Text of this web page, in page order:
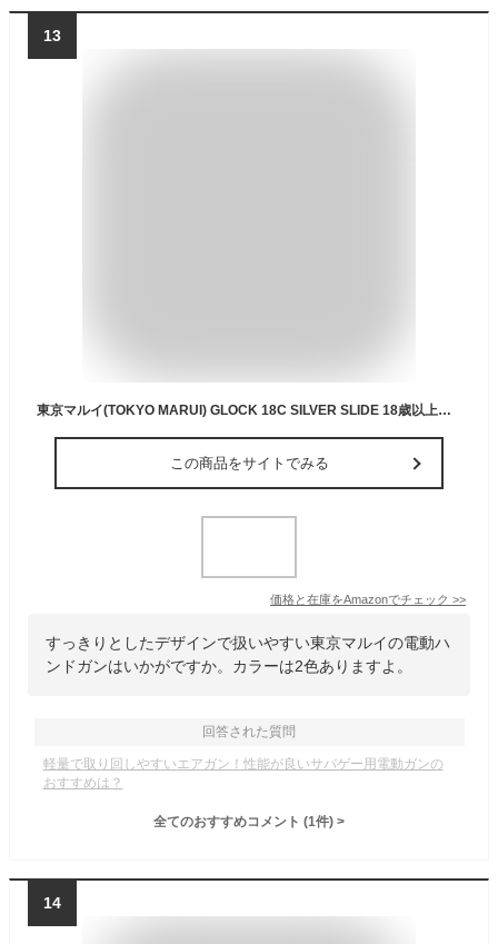
13
東京マルイ(TOKYO MARUI) GLOCK 18C SILVER SLIDE 18歳以上電動ハンドガン
この商品をサイトでみる
価格と在庫をAmazonでチェック >>
すっきりとしたデザインで扱いやすい東京マルイの電動ハ
ンドガンはいかがですか。カラーは2色ありますよ。
回答された質問
軽量で取り回しやすいエアガン！性能が良いサバゲー用電動ガンの
おすすめは？
全てのおすすめコメント (1件) >
14